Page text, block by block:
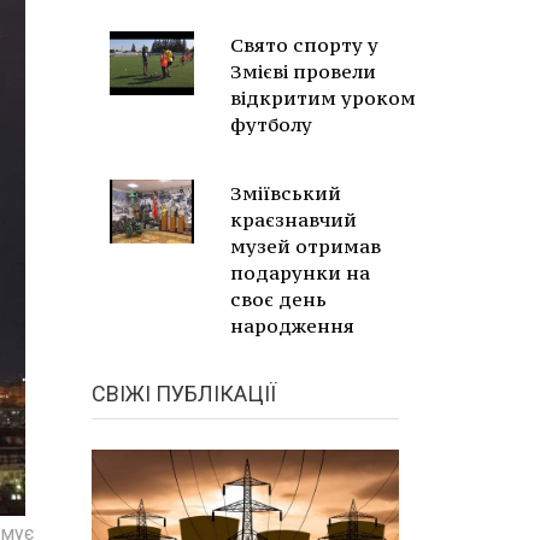
Свято спорту у
Змієві провели
відкритим уроком
футболу
Зміївський
краєзнавчий
музей отримав
подарунки на
своє день
народження
СВІЖІ ПУБЛІКАЦІЇ